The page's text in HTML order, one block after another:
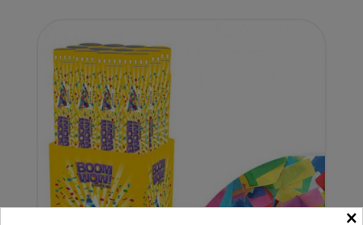
×